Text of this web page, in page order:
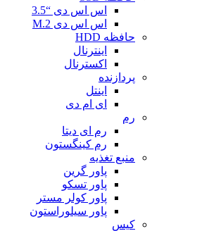
اس اس دی “3.5
اس اس دی M.2
حافظه HDD
اینترنال
اکسترنال
پردازنده
اینتل
ای ام دی
رم
رم ای دیتا
رم کینگستون
منبع تغذیه
پاور گرین
پاور تسکو
پاور کولر مستر
پاور سیلوراستون
کیس